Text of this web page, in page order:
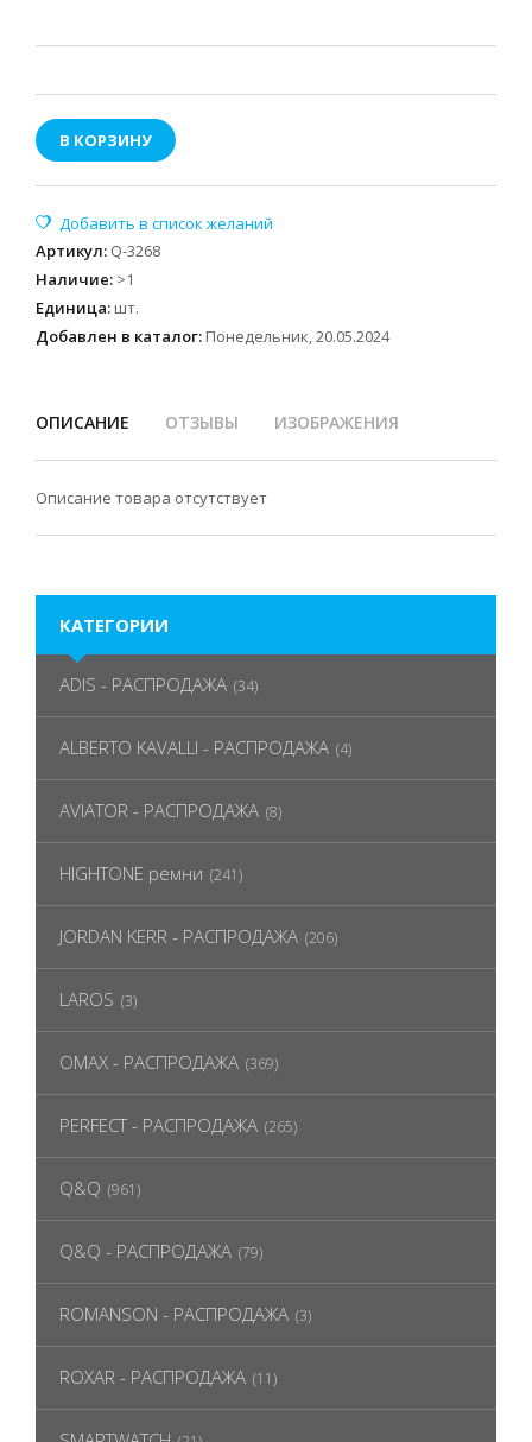
В КОРЗИНУ
Артикул: Q-3268
Наличие: >1
Единица: шт.
Добавлен в каталог: Понедельник, 20.05.2024
ОПИСАНИЕ ОТЗЫВЫ ИЗОБРАЖЕНИЯ
Описание товара отсутствует
КАТЕГОРИИ
ADIS - РАСПРОДАЖА (34)
ALBERTO KAVALLI - РАСПРОДАЖА (4)
AVIATOR - РАСПРОДАЖА (8)
HIGHTONE ремни (241)
JORDAN KERR - РАСПРОДАЖА (206)
LAROS (3)
OMAX - РАСПРОДАЖА (369)
PERFECT - РАСПРОДАЖА (265)
Q&Q (961)
Q&Q - РАСПРОДАЖА (79)
ROMANSON - РАСПРОДАЖА (3)
ROXAR - РАСПРОДАЖА (11)